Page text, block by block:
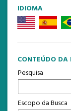
IDIOMA
CONTEÚDO DA
Pesquisa
Escopo da Busca